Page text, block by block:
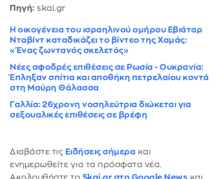
Πηγή: skai.gr
Η οικογένεια του ισραηλινού ομήρου Εβιάταρ
Νταβίντ καταδικάζει το βίντεο της Χαμάς:
«Ένας ζωντανός σκελετός»
Νέες σφοδρές επιθέσεις σε Ρωσία - Ουκρανία:
Έπληξαν σπίτια και αποθήκη πετρελαίου κοντά
στη Μαύρη Θάλασσα
Γαλλία: 26χρονη νοσηλεύτρια διώκεται για
σεξουαλικές επιθέσεις σε βρέφη
Διαβάστε τις Ειδήσεις σήμερα και
ενημερωθείτε για τα πρόσφατα νέα.